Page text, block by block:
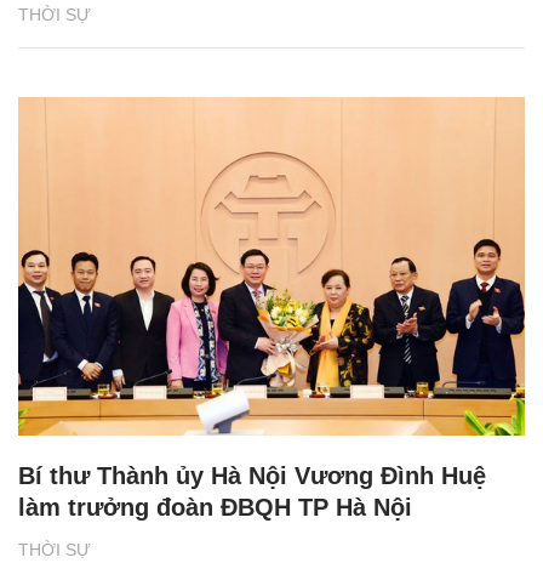
THỜI SỰ
THỜI SỰ
Bí thư Thành ủy Hà Nội Vương Đình Huệ
làm trưởng đoàn ĐBQH TP Hà Nội